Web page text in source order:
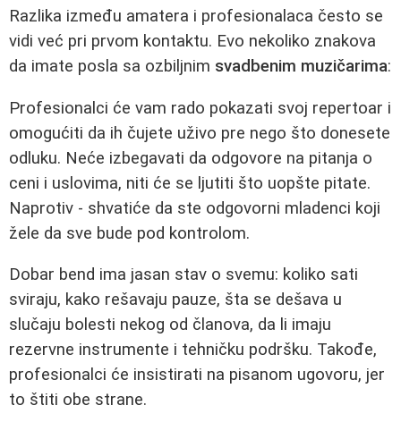
Razlika između amatera i profesionalaca često se
vidi već pri prvom kontaktu. Evo nekoliko znakova
da imate posla sa ozbiljnim svadbenim muzičarima:
Profesionalci će vam rado pokazati svoj repertoar i
omogućiti da ih čujete uživo pre nego što donesete
odluku. Neće izbegavati da odgovore na pitanja o
ceni i uslovima, niti će se ljutiti što uopšte pitate.
Naprotiv - shvatiće da ste odgovorni mladenci koji
žele da sve bude pod kontrolom.
Dobar bend ima jasan stav o svemu: koliko sati
sviraju, kako rešavaju pauze, šta se dešava u
slučaju bolesti nekog od članova, da li imaju
rezervne instrumente i tehničku podršku. Takođe,
profesionalci će insistirati na pisanom ugovoru, jer
to štiti obe strane.